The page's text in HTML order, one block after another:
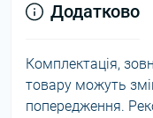
Додатково
Комплектація,
товару можуть
попередження.